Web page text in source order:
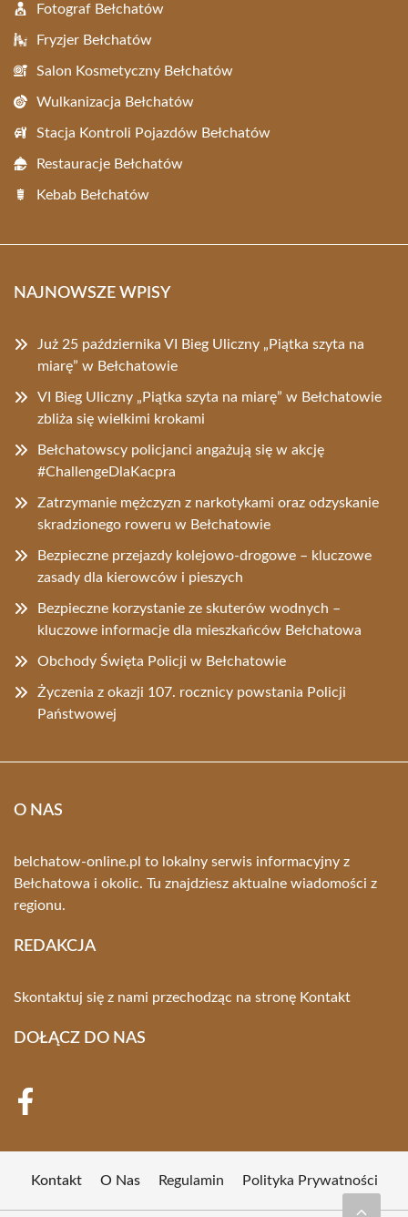
Fotograf Bełchatów
Fryzjer Bełchatów
Salon Kosmetyczny Bełchatów
Wulkanizacja Bełchatów
Stacja Kontroli Pojazdów Bełchatów
Restauracje Bełchatów
Kebab Bełchatów
NAJNOWSZE WPISY
Już 25 października VI Bieg Uliczny „Piątka szyta na
miarę” w Bełchatowie
VI Bieg Uliczny „Piątka szyta na miarę” w Bełchatowie
zbliża się wielkimi krokami
Bełchatowscy policjanci angażują się w akcję
#ChallengeDlaKacpra
Zatrzymanie mężczyzn z narkotykami oraz odzyskanie
skradzionego roweru w Bełchatowie
Bezpieczne przejazdy kolejowo-drogowe – kluczowe
zasady dla kierowców i pieszych
Bezpieczne korzystanie ze skuterów wodnych –
kluczowe informacje dla mieszkańców Bełchatowa
Obchody Święta Policji w Bełchatowie
Życzenia z okazji 107. rocznicy powstania Policji
Państwowej
O NAS
belchatow-online.pl to lokalny serwis informacyjny z
Bełchatowa i okolic. Tu znajdziesz aktualne wiadomości z
regionu.
REDAKCJA
Skontaktuj się z nami przechodząc na stronę Kontakt
DOŁĄCZ DO NAS
Kontakt O Nas Regulamin Polityka Prywatności